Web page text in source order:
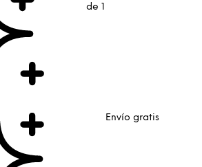
de 1
Envío gratis